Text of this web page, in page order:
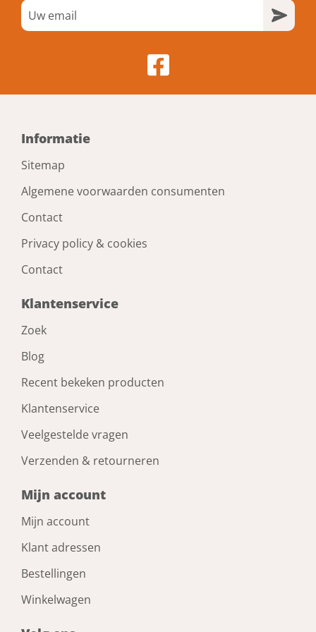
Informatie
Sitemap
Algemene voorwaarden consumenten
Contact
Privacy policy & cookies
Contact
Klantenservice
Zoek
Blog
Recent bekeken producten
Klantenservice
Veelgestelde vragen
Verzenden & retourneren
Mijn account
Mijn account
Klant adressen
Bestellingen
Winkelwagen